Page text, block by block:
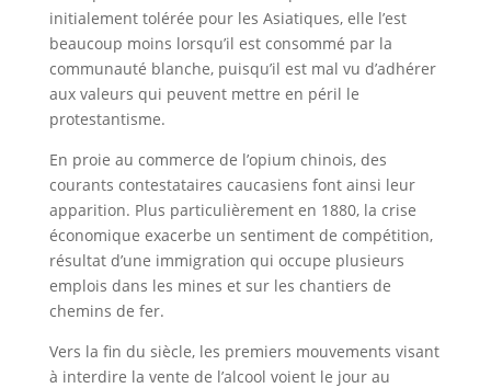
initialement tolérée pour les Asiatiques, elle l’est
beaucoup moins lorsqu’il est consommé par la
communauté blanche, puisqu’il est mal vu d’adhérer
aux valeurs qui peuvent mettre en péril le
protestantisme.
En proie au commerce de l’opium chinois, des
courants contestataires caucasiens font ainsi leur
apparition. Plus particulièrement en 1880, la crise
économique exacerbe un sentiment de compétition,
résultat d’une immigration qui occupe plusieurs
emplois dans les mines et sur les chantiers de
chemins de fer.
Vers la fin du siècle, les premiers mouvements visant
à interdire la vente de l’alcool voient le jour au